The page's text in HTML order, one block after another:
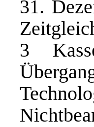
31.
3